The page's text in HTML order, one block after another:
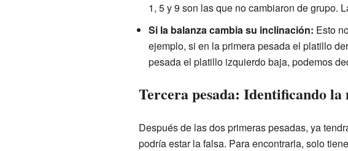
1, 5 y 9 son las que no cambiaron de grupo.
Si la balanza cambia su inclinación: Esto
ejemplo, si en la primera pesada el platillo
pesada el platillo izquierdo baja, podemos
Tercera pesada: Identificando la
Después de las dos primeras pesadas, ya
podría estar la falsa. Para encontrarla, solo